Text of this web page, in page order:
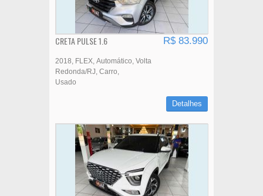
CRETA PULSE 1.6 R$ 83.990
2018 FLEX Automático Volta
Redonda/RJ Carro
Usado
Detalhes